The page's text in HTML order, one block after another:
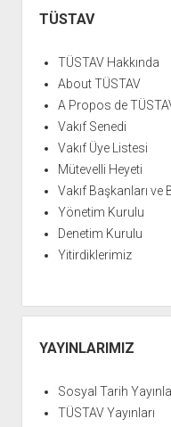
Menü
TÜSTAV
TÜSTAV Hakkında
About TÜSTAV
A Propos de
Vakıf Senedi
Vakıf Üye Listesi
Mütevelli Heyeti
Vakıf Başkanları ve
Yönetim Kurulu
Denetim Kurulu
Yitirdiklerimiz
YAYINLARIMIZ
Sosyal Tarih
TÜSTAV Yayınları